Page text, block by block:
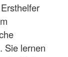
Sie lernen